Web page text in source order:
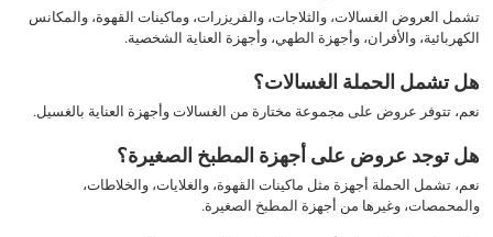
تشمل العروض الغسالات، والثلاجات، والفريزرات، وماكينات القهوة، والمكانس
الكهربائية، والأفران، وأجهزة الطهي، وأجهزة العناية الشخصية.
هل تشمل الحملة الغسالات؟
نعم، تتوفر عروض على مجموعة مختارة من الغسالات وأجهزة العناية بالغسيل.
هل توجد عروض على أجهزة المطبخ الصغيرة؟
نعم، تشمل الحملة أجهزة مثل ماكينات القهوة، والغلايات، والخلاطات،
والمحمصات، وغيرها من أجهزة المطبخ الصغيرة.